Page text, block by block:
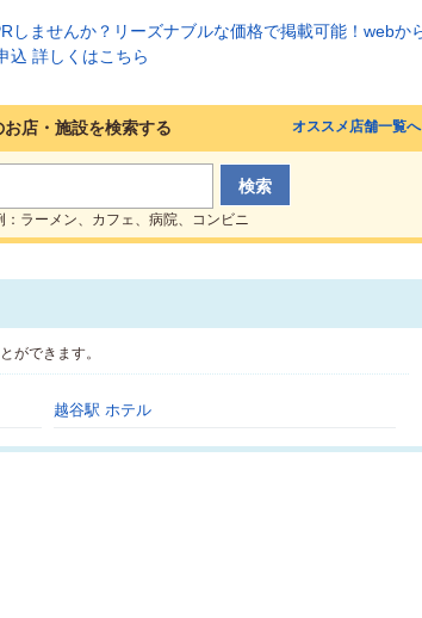
店・施設を検索する
：ラーメン、カフェ、病院、コンビニ
オススメ店舗一覧へ
ができます。
越谷駅 ホテル